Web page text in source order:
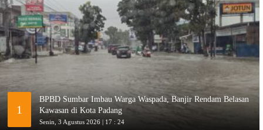
1
BPBD Sumbar Imbau Warga Waspada, Banjir Rendam Belasan
Kawasan di Kota Padang
Senin, 3 Agustus 2026 | 17 : 24